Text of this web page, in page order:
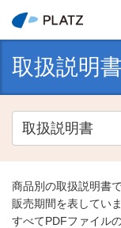
取扱説明書
取扱説明書
商品別の取扱説明書
販売期間を表していま
すべてPDFファイル